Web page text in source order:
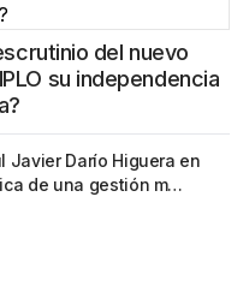
del nuevo
su independencia
Javier Darío Higuera en
de una gestión m…